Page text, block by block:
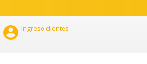
 Ingreso clientes